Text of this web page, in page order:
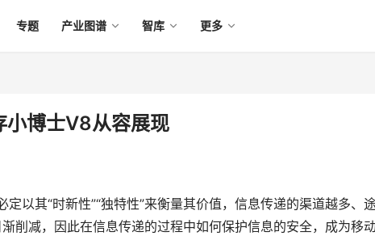
专题 产业图谱 智库 更多
小博士V8从容展现
以其“时新性”“独特性”来衡量其价值，信息传递的渠道越多、
削减，因此在信息传递的过程中如何保护信息的安全，成为移